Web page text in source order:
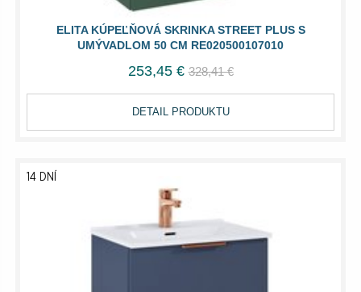
ELITA KÚPEĽŇOVÁ SKRINKA STREET PLUS S
UMÝVADLOM 50 CM RE020500107010
253,45 € 328,41 €
DETAIL PRODUKTU
14 DNÍ